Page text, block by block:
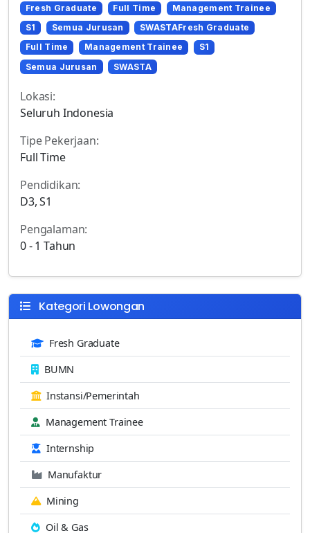
Fresh Graduate Full Time
Management Trainee
S1
Semua Jurusan
SWASTAFresh Graduate
Full Time
Management Trainee
S1
Semua Jurusan
SWASTA
Lokasi:
Seluruh Indonesia
Tipe Pekerjaan:
Full Time
Pendidikan:
D3, S1
Pengalaman:
0 - 1 Tahun
Kategori Lowongan
Fresh Graduate
BUMN
Instansi/Pemerintah
Management Trainee
Internship
Manufaktur
Mining
Oil & Gas